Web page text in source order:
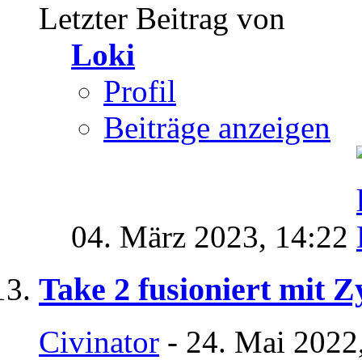
Letzter Beitrag von
Loki
Profil
Beiträge anzeigen
04. März 2023, 14:22
Take 2 fusioniert mit
Civinator - 24. Mai